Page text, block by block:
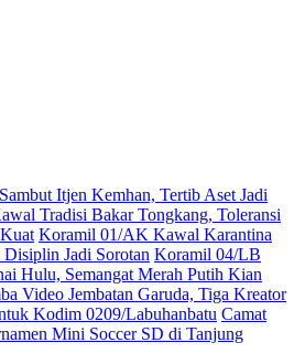
Itjen Kemhan, Tertib Aset Jadi
Tradisi Bakar Tongkang, Toleransi
Koramil 01/AK Kawal Karantina
Disiplin Jadi Sorotan Koramil 04/LB
Hulu, Semangat Merah Putih Kian
Video Jembatan Garuda, Tiga Kreator
Kodim 0209/Labuhanbatu Camat
Mini Soccer SD di Tanjung